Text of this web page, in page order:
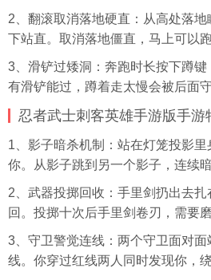
2、翻滚取消落地硬直：从高处落
下站直。取消落地僵直，马上可以
3、滑铲过矮洞：奔跑时长按下蹲键
有滑铲能过，蹲着走太慢会被后面守
忍者武士刺客英雄手游版手游
1、影子暗杀机制：站在灯笼投影
你。从影子跳到另一个影子，连续
2、武器投掷回收：手里剑扔出去
回。投掷十次后手里剑卷刃，需要
3、守卫警觉连线：两个守卫面对
线。你穿过红线两人同时发现你，